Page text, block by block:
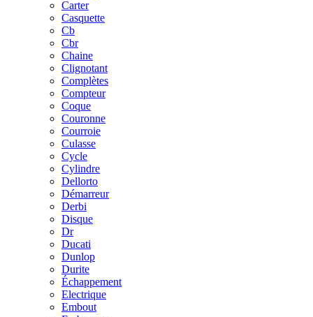
Carter
Casquette
Cb
Cbr
Chaine
Clignotant
Complètes
Compteur
Coque
Couronne
Courroie
Culasse
Cycle
Cylindre
Dellorto
Démarreur
Derbi
Disque
Dr
Ducati
Dunlop
Durite
Échappement
Electrique
Embout